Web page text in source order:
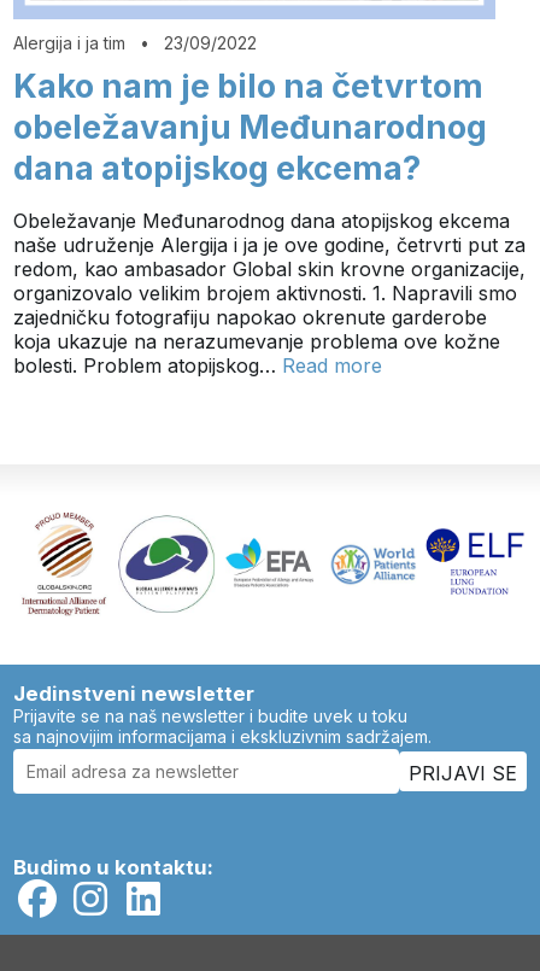
Alergija i ja tim • 23/09/2022
Kako nam je bilo na četvrtom
obeležavanju Međunarodnog
dana atopijskog ekcema?
Obeležavanje Međunarodnog dana atopijskog ekcema
naše udruženje Alergija i ja je ove godine, četrvrti put za
redom, kao ambasador Global skin krovne organizacije,
organizovalo velikim brojem aktivnosti. 1. Napravili smo
zajedničku fotografiju napokao okrenute garderobe
koja ukazuje na nerazumevanje problema ove kožne
bolesti. Problem atopijskog… Read more
Jedinstveni newsletter
Prijavite se na naš newsletter i budite uvek u toku
sa najnovijim informacijama i ekskluzivnim sadržajem.
Budimo u kontaktu: